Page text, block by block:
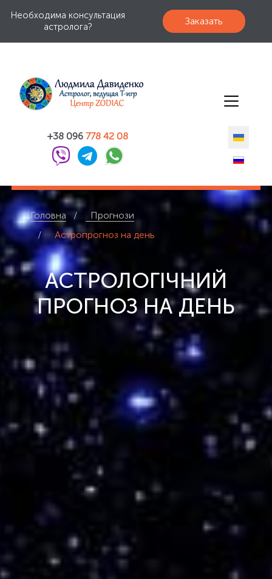
Необходима консультация
астролога?
Заказать
+38 096 778 42 08
Головна
Прогнози
Астропрогноз на день
АСТРОЛОГІЧНИЙ
ПРОГНОЗ НА ДЕНЬ